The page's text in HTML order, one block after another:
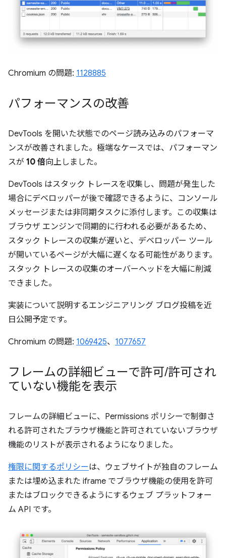
Chromium の問題: 1128885
パフォーマンスの改善
DevTools を開いた状態でのページ読み込みのパフォーマ
ンスが改善されました。極端なケースでは、パフォーマン
スが 10 倍向上しました。
DevTools はスタック トレースを収集し、問題が発生した
場合にデベロッパーが後で確認できるように、コンソール
メッセージまたは非同期タスクに添付します。この収集は
ブラウザ エンジンで同期的に行われる必要があるため、
スタック トレースの収集が遅いと、デベロッパー ツール
が開いているページが大幅に遅くなる可能性があります。
スタック トレースの収集のオーバーヘッドを大幅に削減
できました。
実装について説明するエンジニアリング ブログ投稿を近
日公開予定です。
Chromium の問題: 1069425、 1077657
フレームの詳細ビューで許可/許可され
ていない機能を表示
フレームの詳細ビューに、Permissions ポリシーで制御さ
れる許可されたブラウザ機能と許可されていないブラウザ
機能のリストが表示されるようになりました。
権限に関するポリシーは、ウェブサイトが独自のフレーム
または埋め込まれた iframe でブラウザ機能の使用を許可
またはブロックできるようにするウェブ プラットフォー
ム API です。